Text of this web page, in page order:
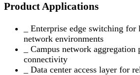
Product Applications
_ Enterprise edge switching
network environments
_ Campus network
connectivity
_ Data center access layer for